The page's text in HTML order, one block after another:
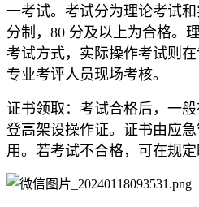
一考试。考试分为理论考试
分制，80 分及以上为合格。
考试方式，实际操作考试则
专业考评人员现场考核。
证书领取：考试合格后，一
登高架设操作证。证书由应
用。若考试不合格，可在规定